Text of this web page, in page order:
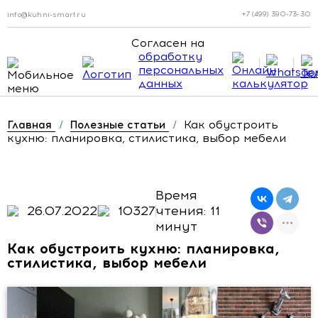
info@kuhni-smart.ru +7 (499) 390-73-30
Согласен на
обработку
персональных
данных
Главная / Полезные статьи /
Как обустроить
кухню: планировка, стилистика, выбор мебели
26.07.2022 10327
Время
чтения: 11
минут
Как обустроить кухню: планировка,
стилистика, выбор мебели